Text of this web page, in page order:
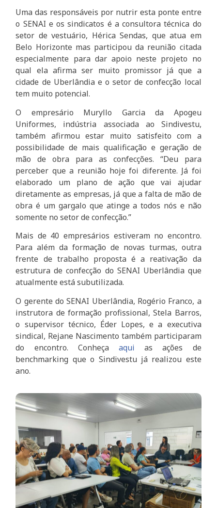
Uma das responsáveis por nutrir esta ponte entre
o SENAI e os sindicatos é a consultora técnica do
setor de vestuário, Hérica Sendas, que atua em
Belo Horizonte mas participou da reunião citada
especialmente para dar apoio neste projeto no
qual ela afirma ser muito promissor já que a
cidade de Uberlândia e o setor de confecção local
tem muito potencial.
O empresário Muryllo Garcia da Apogeu
Uniformes, indústria associada ao Sindivestu,
também afirmou estar muito satisfeito com a
possibilidade de mais qualificação e geração de
mão de obra para as confecções. “Deu para
perceber que a reunião hoje foi diferente. Já foi
elaborado um plano de ação que vai ajudar
diretamente as empresas, já que a falta de mão de
obra é um gargalo que atinge a todos nós e não
somente no setor de confecção.”
Mais de 40 empresários estiveram no encontro.
Para além da formação de novas turmas, outra
frente de trabalho proposta é a reativação da
estrutura de confecção do SENAI Uberlândia que
atualmente está subutilizada.
O gerente do SENAI Uberlândia, Rogério Franco, a
instrutora de formação profissional, Stela Barros,
o supervisor técnico, Éder Lopes, e a executiva
sindical, Rejane Nascimento também participaram
do encontro. Conheça aquias ações de
benchmarking que o Sindivestu já realizou este
ano.